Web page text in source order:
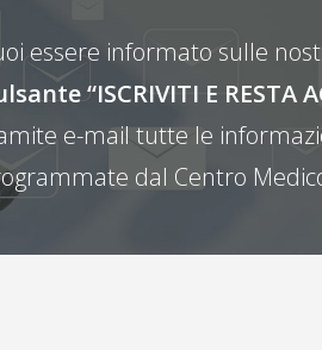
essere informato sulle
“ISCRIVITI E RESTA
e-mail tutte le
dal Centro